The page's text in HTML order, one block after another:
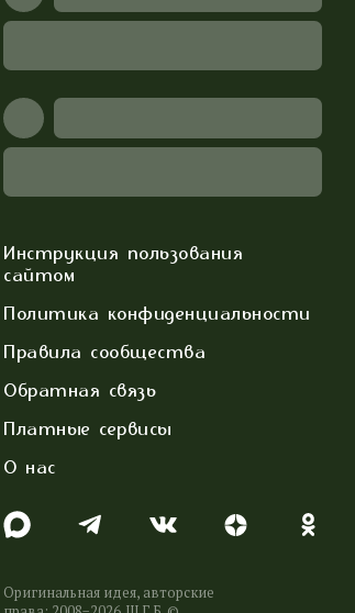
Инструкция пользования
сайтом
Политика конфиденциальности
Правила сообщества
Обратная связь
Платные сервисы
О нас
Оригинальная идея, авторские